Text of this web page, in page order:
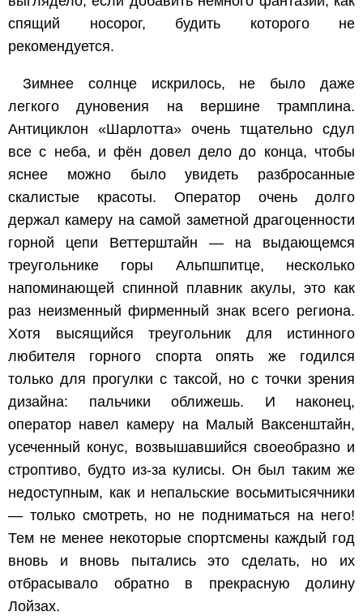
спящий носорог, будить которого не
рекомендуется.
Зимнее солнце искрилось, не было даже
легкого дуновения на вершине трамплина.
Антициклон «Шарлотта» очень тщательно сдул
все с неба, и фён довел дело до конца, чтобы
яснее можно было увидеть разбросанные
скалистые красоты. Оператор очень долго
держал камеру на самой заметной драгоценности
горной цепи Веттерштайн — на выдающемся
треугольнике горы Альпшпитце, несколько
напоминающей спинной плавник акулы, это как
раз неизменный фирменный знак всего региона.
Хотя высящийся треугольник для истинного
любителя горного спорта опять же годился
только для прогулки с таксой, но с точки зрения
дизайна: пальчики оближешь. И наконец,
оператор навел камеру на Малый Ваксенштайн,
усеченный конус, возвышавшийся своеобразно и
строптиво, будто из-за кулисы. Он был таким же
недоступным, как и непальские восьмитысячники
— только смотреть, но не подниматься на него!
Тем не менее некоторые спортсмены каждый год
вновь и вновь пытались это сделать, но их
отбрасывало обратно в прекрасную долину
Лойзах.